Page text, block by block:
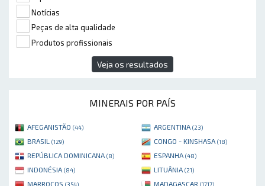
Notícias
Peças de alta qualidade
Produtos profissionais
Veja os resultados
MINERAIS POR PAÍS
AFEGANISTÃO (44) ARGENTINA (23)
BRASIL (129) CONGO - KINSHASA (18)
REPÚBLICA DOMINICANA (8) ESPANHA (48)
INDONÉSIA (84) LITUÂNIA (21)
MARROCOS (354) MADAGASCAR (1717)